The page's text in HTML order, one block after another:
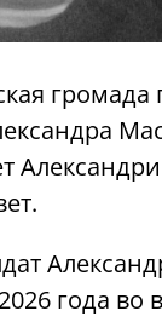
громада
года во